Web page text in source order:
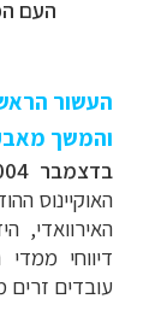
העם
והמשך
בדצמבר 2004
האוקיינוס
האירוואדי,
דיווחי
עובדים זרים